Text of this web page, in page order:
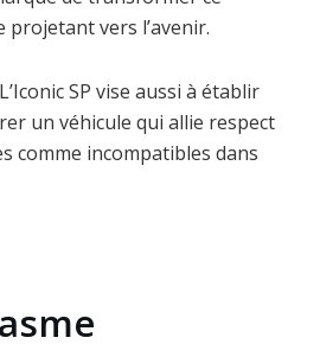
vers l’avenir.
SP vise aussi à établir
un véhicule qui allie respect
comme incompatibles dans